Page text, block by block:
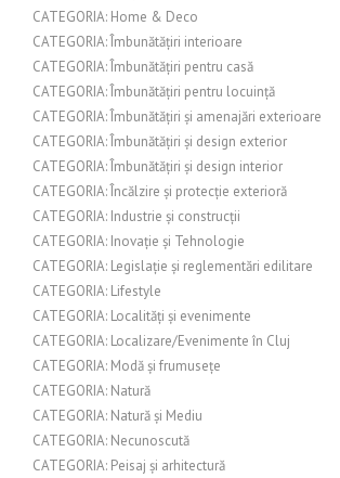
CATEGORIA: Home & Deco
CATEGORIA: Îmbunătățiri interioare
CATEGORIA: Îmbunătățiri pentru casă
CATEGORIA: Îmbunătățiri pentru locuință
CATEGORIA: Îmbunătățiri și amenajări exterioare
CATEGORIA: Îmbunătățiri și design exterior
CATEGORIA: Îmbunătățiri și design interior
CATEGORIA: Încălzire și protecție exterioră
CATEGORIA: Industrie și construcții
CATEGORIA: Inovație și Tehnologie
CATEGORIA: Legislație și reglementări edilitare
CATEGORIA: Lifestyle
CATEGORIA: Localități și evenimente
CATEGORIA: Localizare/Evenimente în Cluj
CATEGORIA: Modă și frumusețe
CATEGORIA: Natură
CATEGORIA: Natură și Mediu
CATEGORIA: Necunoscută
CATEGORIA: Peisaj și arhitectură